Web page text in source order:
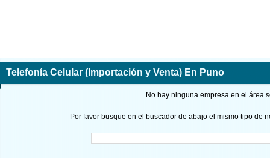
Telefonía Celular (Importación y Venta) En Puno
No hay ninguna empresa en el área
Por favor busque en el buscador de abajo el mismo tipo de